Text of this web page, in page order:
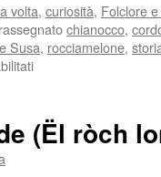
volta, curiosità, Folclore
chianocco,
Susa, rocciamelone,
su
Chianocco
(Ël ròch